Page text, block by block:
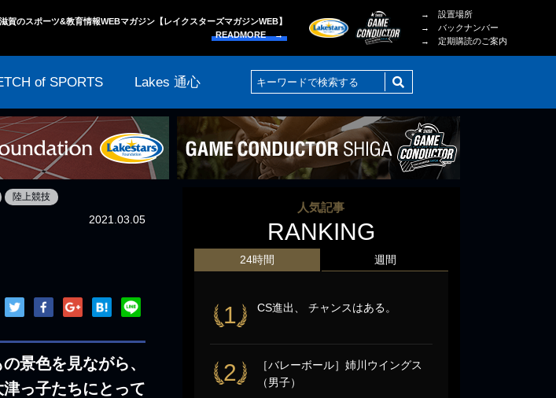
滋賀のスポーツ&教育情報WEBマガジン【レイクスターズマガジンWEB】
READMORE →
→ 設置場所
→ バックナンバー
→ 定期購読のご案内
of SPORTS Lakes 通心
陸上競技
2021.03.05
景色を見ながら、
っ子たちにとって
人気記事
RANKING
24時間
1 CS進出、 チャンスはある。
2
［バレーボール］姉川ウイングス
（男子）
週間